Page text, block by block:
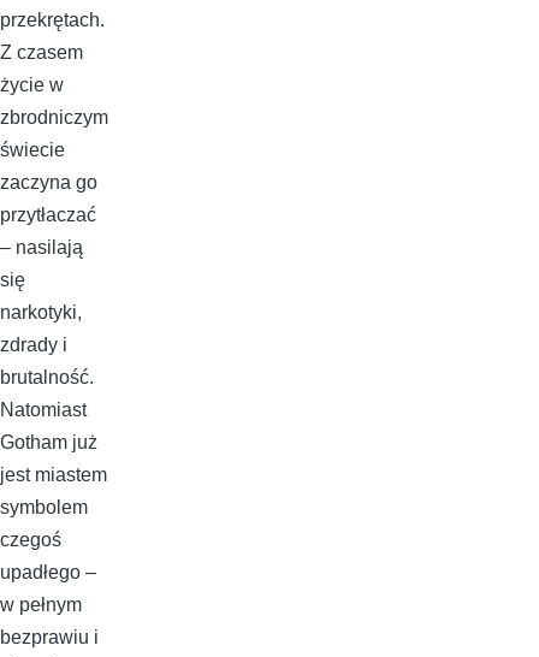
przekrętach.
Z czasem
życie w
zbrodniczym
świecie
zaczyna go
przytłaczać
– nasilają
się
narkotyki,
zdrady i
brutalność.
Natomiast
Gotham już
jest miastem
symbolem
czegoś
upadłego –
w pełnym
bezprawiu i